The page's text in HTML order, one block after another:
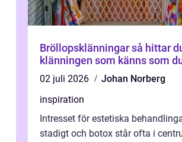
Bröllopsklänningar så hittar du
klänningen som känns som
02 juli 2026
Johan Norberg
inspiration
Intresset för estetiska
stadigt och botox står ofta i